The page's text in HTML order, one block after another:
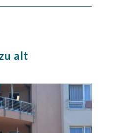
alt